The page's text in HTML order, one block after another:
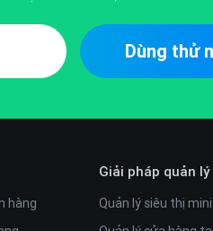
Dùng thử
hàng
Giải pháp quản lý
Quản lý siêu thị mini